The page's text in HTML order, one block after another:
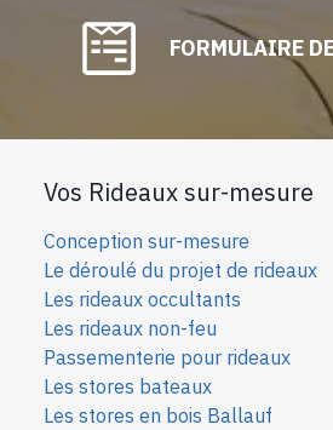
FORMULAIRE
Vos Rideaux sur-mesure
Conception sur-mesure
Le déroulé du projet de rideaux
Les rideaux occultants
Les rideaux non-feu
Passementerie pour rideaux
Les stores bateaux
Les stores en bois Ballauf